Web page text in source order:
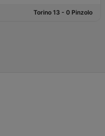
Torino 13 - 0 Pinzolo